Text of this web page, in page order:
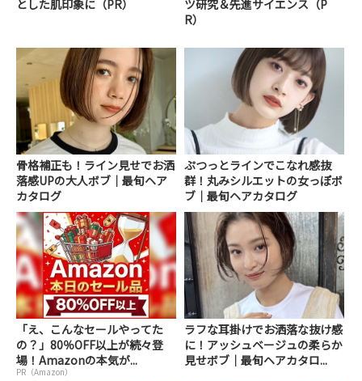
とした肌印象に（PR）
ツ研究＆先進サイエンス（P
R）
骨格補正も！ライン見せでお洒
落感UPの大人ボブ｜最旬ヘア
カタログ
ぷつっとラインでこなれ感抜
群！丸みシルエットの女っぽボ
ブ｜最旬ヘアカタログ
「え、こんなセールやってた
の？」80％OFF以上が続々登
場！Amazonの本気が...
PR（Amazon）
ラフな耳掛けでお洒落な抜け感
に！アッシュベージュの柔らか
見せボブ｜最旬ヘアカタロ...